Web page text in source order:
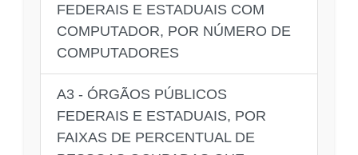
FEDERAIS E ESTADUAIS COM
COMPUTADOR, POR NÚMERO DE
COMPUTADORES
A3 - ÓRGÃOS PÚBLICOS
FEDERAIS E ESTADUAIS, POR
FAIXAS DE PERCENTUAL DE